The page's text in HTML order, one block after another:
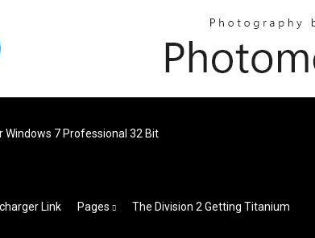
Windows 7 Professional 32 Bit
Link Pages The Division 2 Getting Titanium